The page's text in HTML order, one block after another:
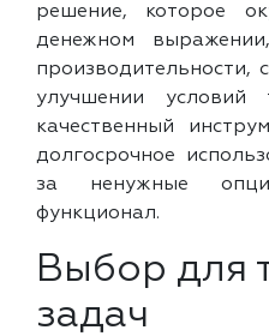
решение, которое
денежном
производительности,
улучшении условий
качественный
долгосрочное
за ненужные
функционал.
Выбор для
задач